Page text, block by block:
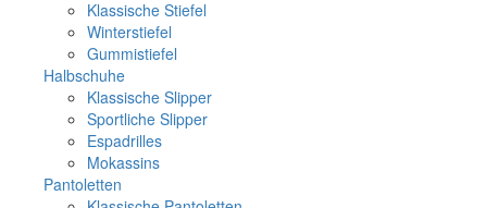
Klassische Stiefel
Winterstiefel
Gummistiefel
Halbschuhe
Klassische Slipper
Sportliche Slipper
Espadrilles
Mokassins
Pantoletten